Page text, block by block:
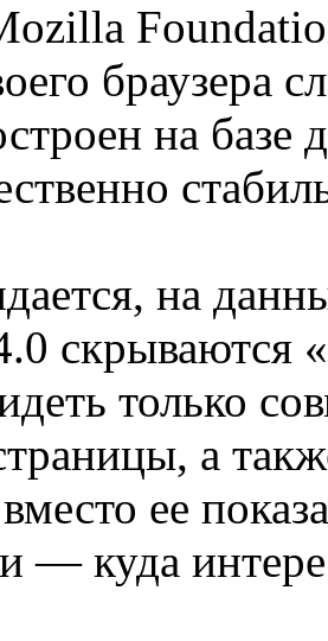
браузера
на базе
на
скрываются
только
а
ее
— куда